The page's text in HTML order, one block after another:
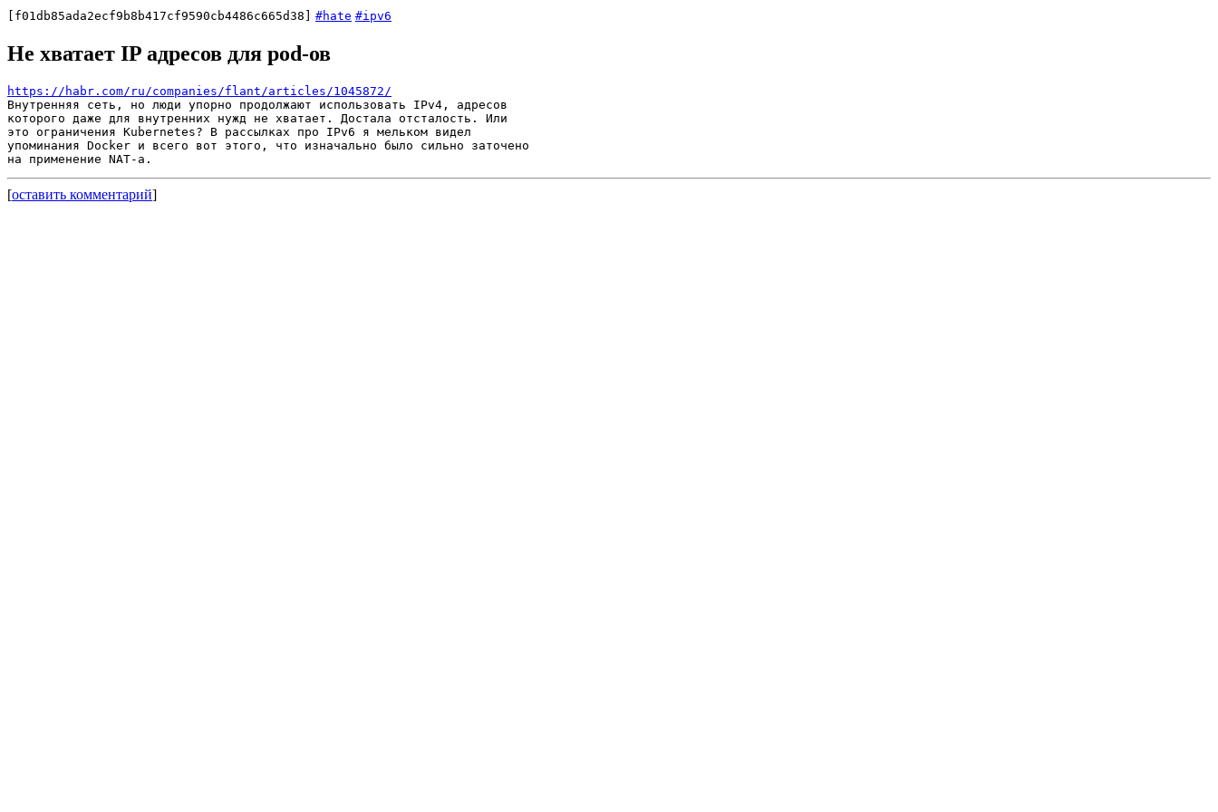
[f01db85ada2ecf9b8b417cf9590cb4486c665d38] #hate #ipv6
Не хватает IP адресов для pod-ов
https://habr.com/ru/companies/flant/articles/1045872/
Внутренняя сеть, но люди упорно продолжают использовать IPv4, адресов
которого даже для внутренних нужд не хватает. Достала отсталость. Или
это ограничения Kubernetes? В рассылках про IPv6 я мельком видел
упоминания Docker и всего вот этого, что изначально было сильно заточено
[оставить комментарий]